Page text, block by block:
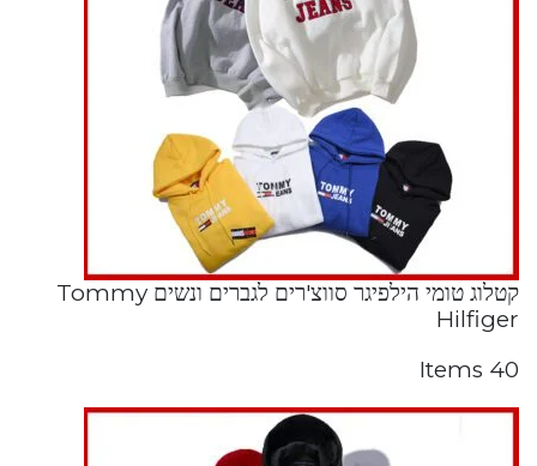
קטלוג טומי הילפיגר סווצ'רים לגברים ונשים Tommy
Hilfiger
40 Items